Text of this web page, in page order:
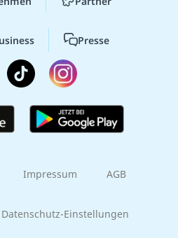
Presse
Impressum AGB
Datenschutz-Einstellungen